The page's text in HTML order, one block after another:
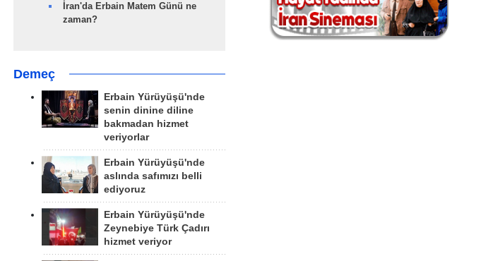
İran'da Erbain Matem Günü ne
zaman?
Demeç
Erbain Yürüyüşü'nde
senin dinine diline
bakmadan hizmet
veriyorlar
Erbain Yürüyüşü'nde
aslında safımızı belli
ediyoruz
Erbain Yürüyüşü'nde
Zeynebiye Türk Çadırı
hizmet veriyor